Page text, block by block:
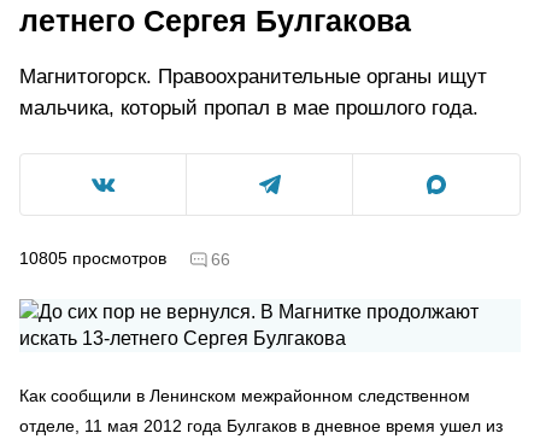
летнего Сергея Булгакова
Магнитогорск. Правоохранительные органы ищут
мальчика, который пропал в мае прошлого года.
10805 просмотров 66
Как сообщили в Ленинском межрайонном следственном
отделе, 11 мая 2012 года Булгаков в дневное время ушел из